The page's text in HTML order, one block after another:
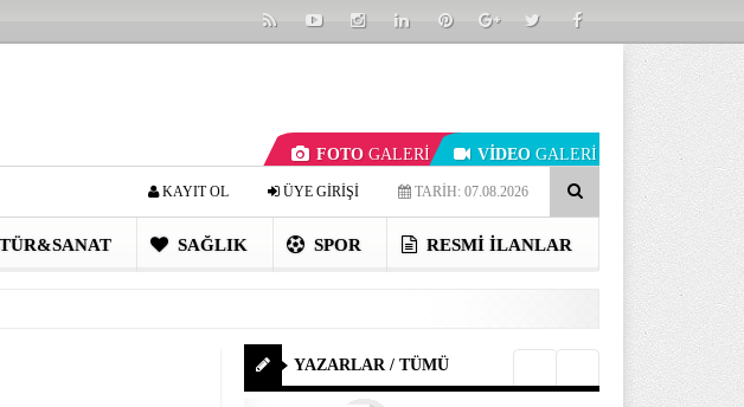
FOTO GALERİ VİDEO GALERİ
TARİH: 07.08.2026
ÜYE GİRİŞİ
KAYIT OL
SAĞLIK SPOR RESMI İLANLAR
YAZARLAR / TÜMÜ